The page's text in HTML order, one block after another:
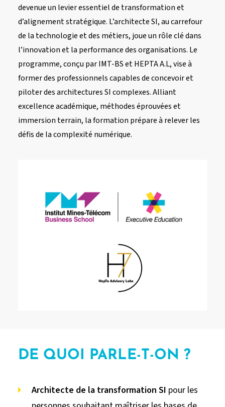
devenue un levier essentiel de transformation et
d’alignement stratégique. L’architecte SI, au carrefour
de la technologie et des métiers, joue un rôle clé dans
l’innovation et la performance des organisations. Le
programme, conçu par IMT-BS et HEPTA A.L, vise à
former des professionnels capables de concevoir et
piloter des architectures SI complexes. Alliant
excellence académique, méthodes éprouvées et
immersion terrain, la formation prépare à relever les
défis de la complexité numérique.
DE QUOI PARLE-T-ON ?
Architecte de la transformation SI pour les